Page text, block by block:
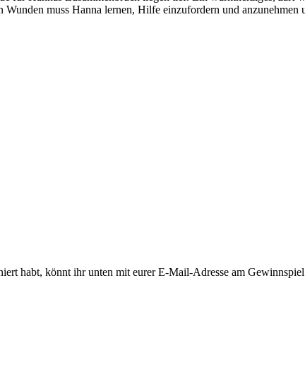
muss Hanna lernen, Hilfe einzufordern und anzunehmen
habt, könnt ihr unten mit eurer E-Mail-Adresse am